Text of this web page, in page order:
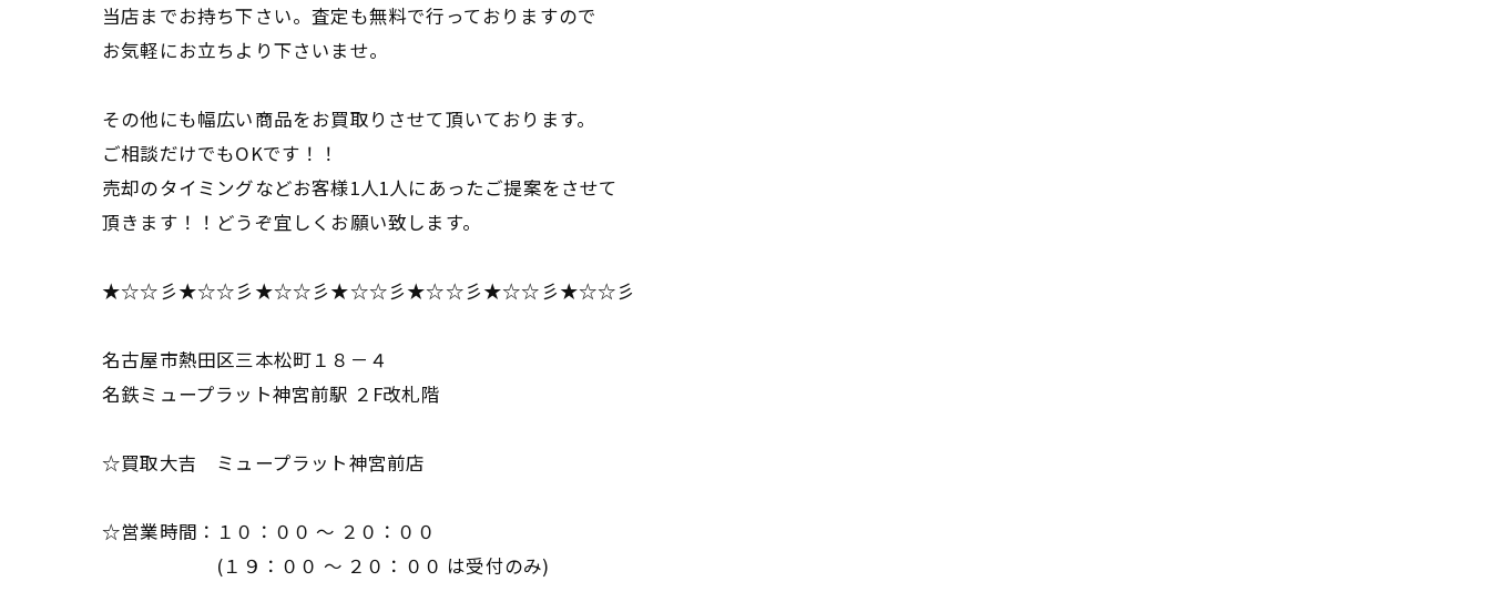
当店までお持ち下さい。査定も無料で行っておりますので
お気軽にお立ちより下さいませ。
その他にも幅広い商品をお買取りさせて頂いております。
ご相談だけでもOKです！！
売却のタイミングなどお客様1人1人にあったご提案をさせて
頂きます！！どうぞ宜しくお願い致します。
★☆☆彡★☆☆彡★☆☆彡★☆☆彡★☆☆彡★☆☆彡★☆☆彡
名古屋市熱田区三本松町１８－４
名鉄ミュープラット神宮前駅 ２F改札階
☆買取大吉 ミュープラット神宮前店
☆営業時間：１０：００ ～ ２０：００
(１９：００ ～ ２０：００ は受付のみ)